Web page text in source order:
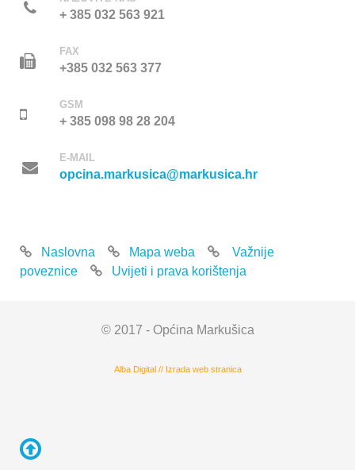
+ 385 032 563 921
FAX
+385 032 563 377
GSM
+ 385 098 98 28 204
E-MAIL
opcina.markusica@markusica.hr
Naslovna Mapa weba
Važnije
poveznice
Uvijeti i prava korištenja
© 2017 - Općina Markušica
Alba Digital // Izrada web stranica